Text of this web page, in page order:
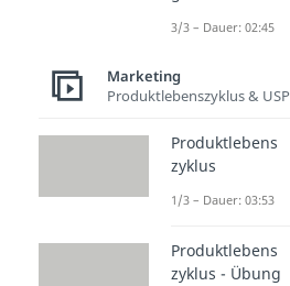
3/3 – Dauer: 02:45
Marketing
Produktlebenszyklus & USP
Produktlebens
zyklus
1/3 – Dauer: 03:53
Produktlebens
zyklus - Übung